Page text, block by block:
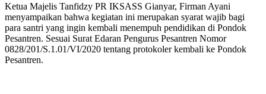
Ketua Majelis Tanfidzy PR IKSASS Gianyar, Firman Ayani
menyampaikan bahwa kegiatan ini merupakan syarat wajib bagi
para santri yang ingin kembali menempuh pendidikan di Pondok
Pesantren. Sesuai Surat Edaran Pengurus Pesantren Nomor
0828/201/S.1.01/VI/2020 tentang protokoler kembali ke Pondok
Pesantren.